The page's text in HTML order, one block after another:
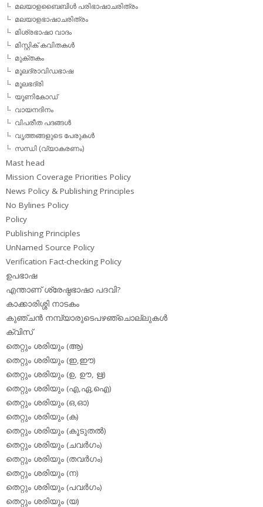
മലയാളബൈബിള്‍ പരിഭാഷാചരിത്രം
മലയാളഭാഷാചരിത്രം
മിശ്രഭാഷാ വാദം
മിസ്റ്റിക് കവിതകള്‍
മുക്തകം
മൂലദ്രാവിഡഭാഷ
മൂലഭദ്രി
യൂണികോഡ്
വായനദിനം
വിപരീത പദങ്ങള്‍
വൃത്തങ്ങളുടെ പേരുകള്‍
സന്ധി (വ്യാകരണം)
Mast head
Mission Coverage Priorities Policy
News Policy & Publishing Principles
No Bylines Policy
Policy
Publishing Principles
UnNamed Source Policy
Verification Fact-checking Policy
ഉപഭാഷ
എന്താണ് ശ്രേഷ്ഠഭാഷാ പദവി?
കാക്കാരിശ്ശി നാടകം
കുഞ്ചന്‍ നമ്പ്യാരുടെപഴഞ്ചൊല്ലുകള്‍
ക്വിസ്
തെറ്റും ശരിയും (ആ)
തെറ്റും ശരിയും (ഇ,ഈ)
തെറ്റും ശരിയും (ഉ, ഊ, ഋ)
തെറ്റും ശരിയും (എ,ഏ,ഐ)
തെറ്റും ശരിയും (ഒ,ഓ)
തെറ്റും ശരിയും (ക)
തെറ്റും ശരിയും (കൂടുതല്‍)
തെറ്റും ശരിയും (ചവര്‍ഗം)
തെറ്റും ശരിയും (തവര്‍ഗം)
തെറ്റും ശരിയും (ന)
തെറ്റും ശരിയും (പവര്‍ഗം)
തെറ്റും ശരിയും (യ)